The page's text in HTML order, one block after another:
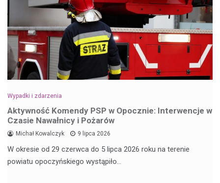
Wypadki i zdarzenia
Aktywność Komendy PSP w Opocznie: Interwencje w
Czasie Nawałnicy i Pożarów
Michał Kowalczyk 9 lipca 2026
W okresie od 29 czerwca do 5 lipca 2026 roku na terenie
powiatu opoczyńskiego wystąpiło…